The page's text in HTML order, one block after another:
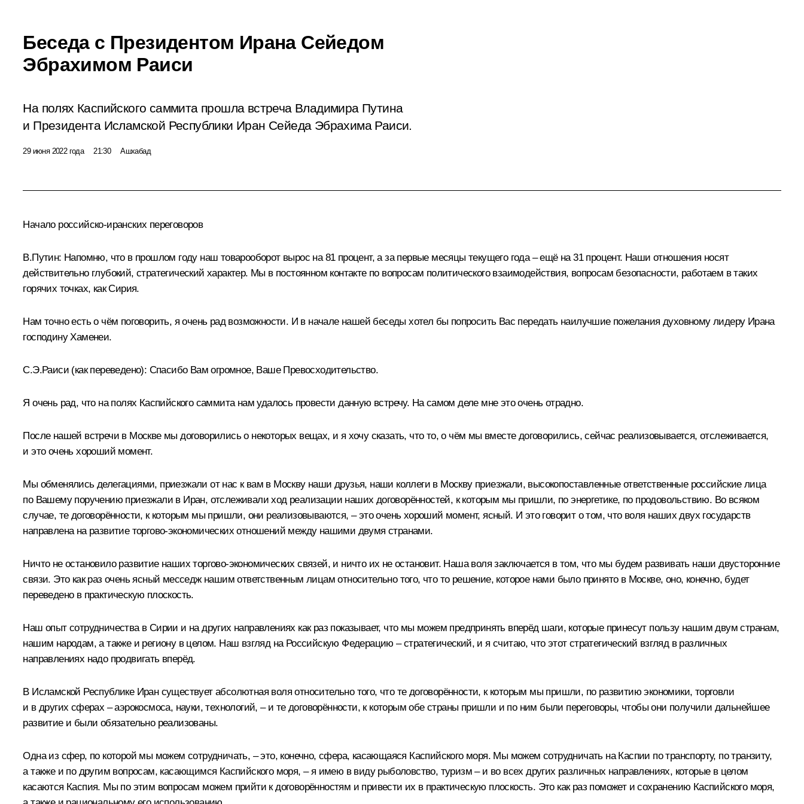
Беседа с Президентом Ирана Сейедом
Эбрахимом Раиси
На полях Каспийского саммита прошла встреча Владимира Путина
и Президента Исламской Республики Иран Сейеда Эбрахима Раиси.
29 июня 2022 года 21:30 Ашхабад
Начало российско-иранских переговоров
В.Путин: Напомню, что в прошлом году наш товарооборот вырос на 81 процент, а за первые месяцы текущего года – ещё на 31 процент. Наши отношения носят
действительно глубокий, стратегический характер. Мы в постоянном контакте по вопросам политического взаимодействия, вопросам безопасности, работаем в таких
горячих точках, как Сирия.
Нам точно есть о чём поговорить, я очень рад возможности. И в начале нашей беседы хотел бы попросить Вас передать наилучшие пожелания духовному лидеру Ирана
господину Хаменеи.
С.Э.Раиси (как переведено): Спасибо Вам огромное, Ваше Превосходительство.
Я очень рад, что на полях Каспийского саммита нам удалось провести данную встречу. На самом деле мне это очень отрадно.
После нашей встречи в Москве мы договорились о некоторых вещах, и я хочу сказать, что то, о чём мы вместе договорились, сейчас реализовывается, отслеживается,
и это очень хороший момент.
Мы обменялись делегациями, приезжали от нас к вам в Москву наши друзья, наши коллеги в Москву приезжали, высокопоставленные ответственные российские лица
по Вашему поручению приезжали в Иран, отслеживали ход реализации наших договорённостей, к которым мы пришли, по энергетике, по продовольствию. Во всяком
случае, те договорённости, к которым мы пришли, они реализовываются, – это очень хороший момент, ясный. И это говорит о том, что воля наших двух государств
направлена на развитие торгово-экономических отношений между нашими двумя странами.
Ничто не остановило развитие наших торгово-экономических связей, и ничто их не остановит. Наша воля заключается в том, что мы будем развивать наши двусторонние
связи. Это как раз очень ясный месседж нашим ответственным лицам относительно того, что то решение, которое нами было принято в Москве, оно, конечно, будет
переведено в практическую плоскость.
Наш опыт сотрудничества в Сирии и на других направлениях как раз показывает, что мы можем предпринять вперёд шаги, которые принесут пользу нашим двум странам,
нашим народам, а также и региону в целом. Наш взгляд на Российскую Федерацию – стратегический, и я считаю, что этот стратегический взгляд в различных
направлениях надо продвигать вперёд.
В Исламской Республике Иран существует абсолютная воля относительно того, что те договорённости, к которым мы пришли, по развитию экономики, торговли
и в других сферах – аэрокосмоса, науки, технологий, – и те договорённости, к которым обе страны пришли и по ним были переговоры, чтобы они получили дальнейшее
развитие и были обязательно реализованы.
Одна из сфер, по которой мы можем сотрудничать, – это, конечно, сфера, касающаяся Каспийского моря. Мы можем сотрудничать на Каспии по транспорту, по транзиту,
а также и по другим вопросам, касающимся Каспийского моря, – я имею в виду рыболовство, туризм – и во всех других различных направлениях, которые в целом
касаются Каспия. Мы по этим вопросам можем прийти к договорённостям и привести их в практическую плоскость. Это как раз поможет и сохранению Каспийского моря,